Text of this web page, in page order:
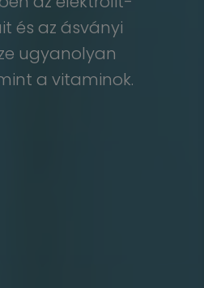
és az ásványi
ugyanolyan
a vitaminok.